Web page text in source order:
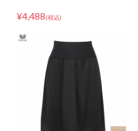
素材使用 HDA222 MLサイズ
¥4,488(税込)